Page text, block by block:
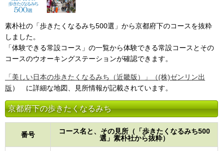
素朴社の「歩きたくなるみち500選」から京都府下のコースを抜粋
しました。
「体験できる常設コース」の一覧から体験できる常設コースとその
コースのウオーキングステーションが確認できます。
「美しい日本の歩きたくなるみち（近畿版）」（(株)ゼンリン出
版） に詳細な地図、見所情報が記載されています。
京都府下の歩きたくなるみち
番号
コース名と、その見所（「歩きたくなるみち500
選」素朴社から抜粋）